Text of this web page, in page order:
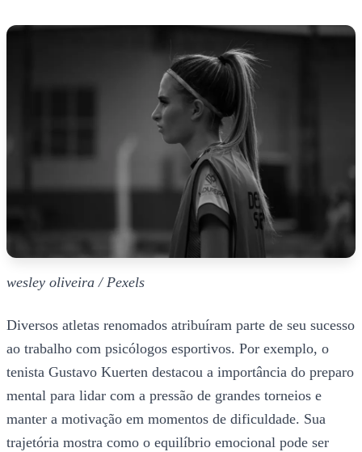
wesley oliveira / Pexels
Diversos atletas renomados atribuíram parte de seu sucesso
ao trabalho com psicólogos esportivos. Por exemplo, o
tenista Gustavo Kuerten destacou a importância do preparo
mental para lidar com a pressão de grandes torneios e
manter a motivação em momentos de dificuldade. Sua
trajetória mostra como o equilíbrio emocional pode ser